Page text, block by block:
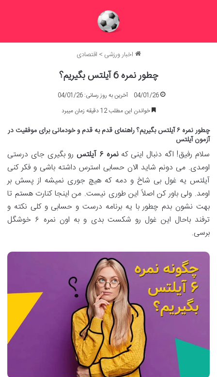
اخبار ورزشی > اقتصادی
چطور نمره 6 آیلتس بگیریم؟
04/01/26
آخرین به روز رسانی: 04/01/26
خواندن این مطلب 12 دقیقه زمان میبرد
چطور نمره ۶ آیلتس بگیریم؟ راهنمای قدم به قدم و خودمانی برای موفقیت در
آزمون آیلتس
سلام رفیق! اگه دنبال اینی کهنمره۶ آیلتس رو بگیری جای درستی
اومدی. می دونم شاید الان حسابی استرس داشته باشی و فکر کنی
آیلتس یه غول بی شاخ و دمه که هیچ جوری نمیشه از پسش بر
اومد. ولی باور کن اصلاً این طوری نیست. من اینجا کنارت هستم تا
بهت نشون بدم چطور با یه برنامه درست و حسابی و کلی نکته و
ترفند باحال این غول رو شکست بدی و به اون نمره ۶ خوشگل
برسی.